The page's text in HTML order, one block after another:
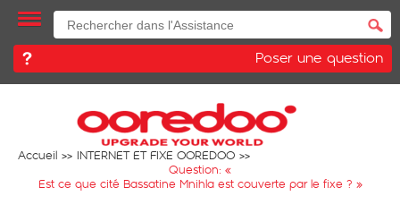
Poser une question
Accueil
INTERNET ET FIXE OOREDOO
Question: «
Est ce que cité Bassatine Mnihla est couverte par le fixe ? »